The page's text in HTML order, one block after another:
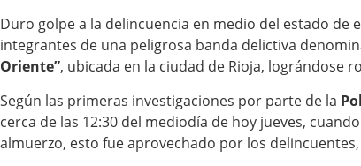
Duro golpe a la delincuencia en medio del estado de
integrantes de una peligrosa banda delictiva
Oriente”, ubicada en la ciudad de Rioja, lográndose
Según las primeras investigaciones por parte de la
cerca de las 12:30 del mediodía de hoy jueves,
almuerzo, esto fue aprovechado por los